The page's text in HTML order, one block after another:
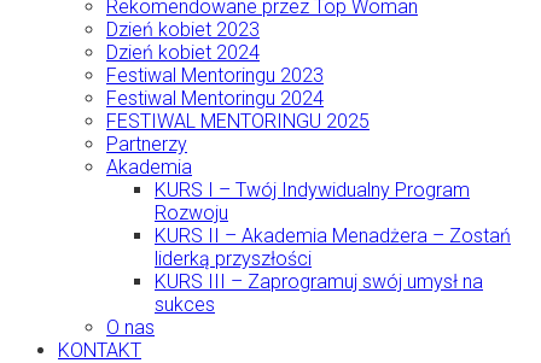
Rekomendowane przez Top Woman
Dzień kobiet 2023
Dzień kobiet 2024
Festiwal Mentoringu 2023
Festiwal Mentoringu 2024
FESTIWAL MENTORINGU 2025
Partnerzy
Akademia
KURS I – Twój Indywidualny Program
Rozwoju
KURS II – Akademia Menadżera – Zostań
liderką przyszłości
KURS III – Zaprogramuj swój umysł na
sukces
O nas
KONTAKT